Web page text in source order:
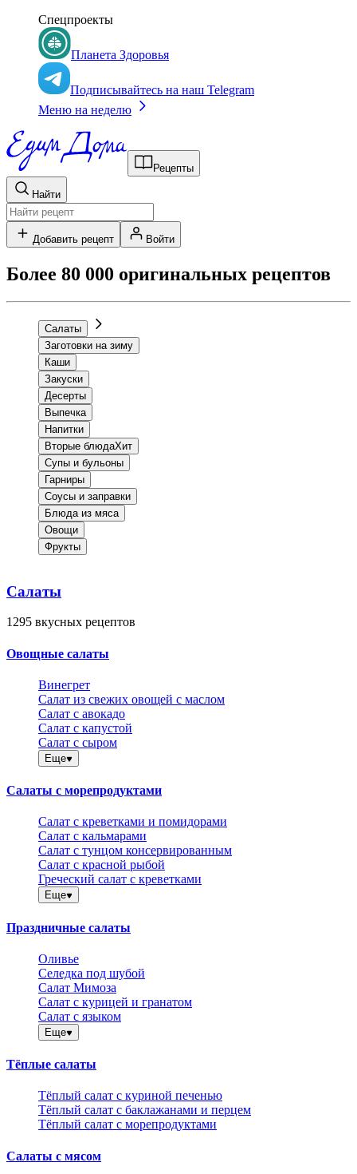
Спецпроекты
Планета Здоровья
Подписывайтесь на наш Telegram
Меню на неделю
Рецепты
Найти
Добавить рецепт Войти
Более 80 000 оригинальных рецептов
Салаты
Заготовки на зиму
Каши
Закуски
Десерты
Выпечка
Напитки
Вторые блюдаХит
Супы и бульоны
Гарниры
Соусы и заправки
Блюда из мяса
Овощи
Фрукты
Салаты
1295 вкусных рецептов
Овощные салаты
Винегрет
Салат из свежих овощей с маслом
Салат с авокадо
Салат с капустой
Салат с сыром
Еще
Салаты с морепродуктами
Салат с креветками и помидорами
Салат с кальмарами
Салат с тунцом консервированным
Салат с красной рыбой
Греческий салат с креветками
Еще
Праздничные салаты
Оливье
Селедка под шубой
Салат Мимоза
Салат с курицей и гранатом
Салат с языком
Еще
Тёплые салаты
Тёплый салат с куриной печенью
Тёплый салат с баклажанами и перцем
Тёплый салат с морепродуктами
Салаты с мясом